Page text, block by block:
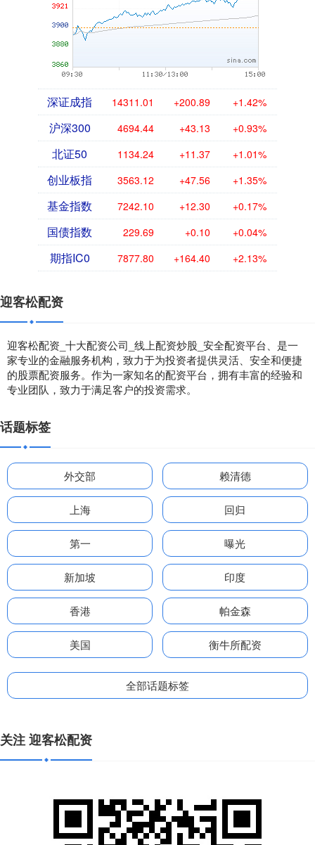
深证成指 14311.01 +200.89 +1.42%
沪深300 4694.44 +43.13 +0.93%
北证50 1134.24 +11.37 +1.01%
创业板指 3563.12 +47.56 +1.35%
基金指数 7242.10 +12.30 +0.17%
国债指数 229.69 +0.10 +0.04%
期指IC0 7877.80 +164.40 +2.13%
迎客松配资
迎客松配资_十大配资公司_线上配资炒股_安全配资平台、是一
家专业的金融服务机构，致力于为投资者提供灵活、安全和便捷
的股票配资服务。作为一家知名的配资平台，拥有丰富的经验和
专业团队，致力于满足客户的投资需求。
话题标签
外交部 赖清德
上海 回归
第一 曝光
新加坡 印度
香港 帕金森
美国 衡牛所配资
全部话题标签
关注 迎客松配资